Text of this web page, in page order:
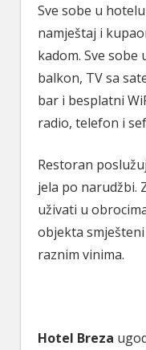
Sve sobe u
namještaj i
kadom. Sve
balkon, TV sa
bar i besplatni
radio, telefon i
Restoran
jela po narudžbi.
uživati u
objekta
raznim vinima.
Hotel Breza